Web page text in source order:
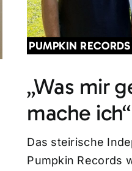
PUMPKIN RECORDS
„Was mir
mache ich“
Das steirische
Pumpkin Records